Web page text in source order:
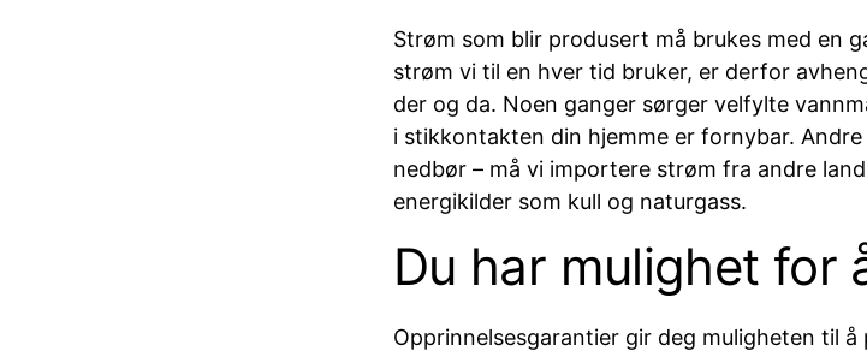
Strøm som blir produsert må brukes med en
strøm vi til en hver tid bruker, er derfor
der og da. Noen ganger sørger velfylte
i stikkontakten din hjemme er fornybar.
nedbør – må vi importere strøm fra andre
energikilder som kull og naturgass.
Du har mulighet for
Opprinnelsesgarantier gir deg muligheten til